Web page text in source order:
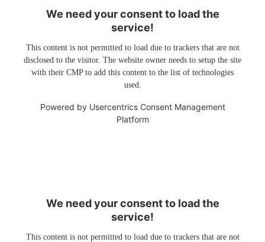
We need your consent to load the
service!
This content is not permitted to load due to trackers that are not
disclosed to the visitor. The website owner needs to setup the site
with their CMP to add this content to the list of technologies
used.
Powered by Usercentrics Consent Management
Platform
We need your consent to load the
service!
This content is not permitted to load due to trackers that are not